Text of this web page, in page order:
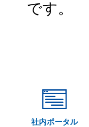
です。
社内ポータル